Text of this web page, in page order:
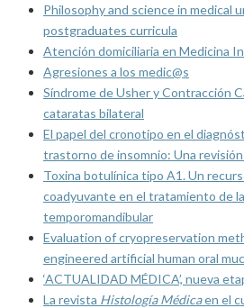
Philosophy and science in medical
postgraduates curricula
Atención domiciliaria en Medicina
Agresiones a los medic@s
Síndrome de Usher y Contracción
cataratas bilateral
El papel del cronotipo en el
trastorno de insomnio: Una
Toxina botulínica tipo A1. Un
coadyuvante en el tratamiento de
temporomandibular
Evaluation of cryopreservation
engineered artificial human oral
‘ACTUALIDAD MÉDICA’, nueva
La revista Histología Médicaen el